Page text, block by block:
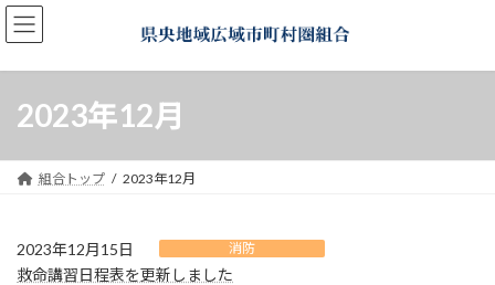
コ
ン
ン
キ
ナ
ビ
ー
に
2023年12月
組合トップ 2023年12月
2023年12月15日 消防
救命講習日程表を更新しました